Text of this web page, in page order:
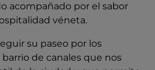
acompañado por el sabor
véneta.
su paseo por los
de canales que nos